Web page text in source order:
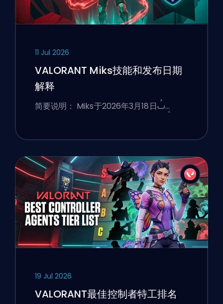
11 Jul 2026
VALORANT Miks技能和发布日期
解释
简要说明： Miks于2026年3月18日ࢷ…
19 Jul 2026
VALORANT最佳控制者特工排名